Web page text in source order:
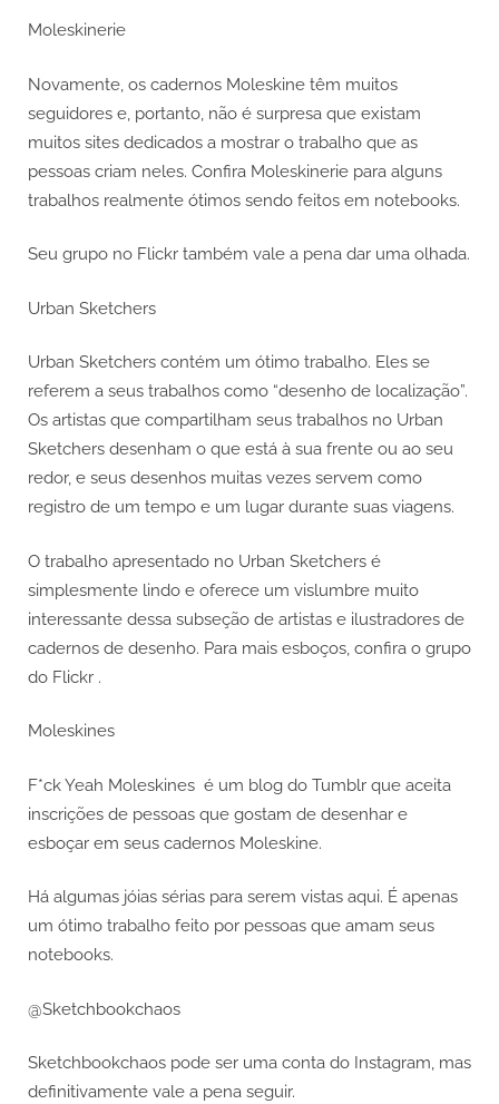
Moleskinerie
Novamente, os cadernos Moleskine têm muitos
seguidores e, portanto, não é surpresa que existam
muitos sites dedicados a mostrar o trabalho que as
pessoas criam neles. Confira Moleskinerie para alguns
trabalhos realmente ótimos sendo feitos em notebooks.
Seu grupo no Flickr também vale a pena dar uma olhada.
Urban Sketchers
Urban Sketchers contém um ótimo trabalho. Eles se
referem a seus trabalhos como “desenho de localização”.
Os artistas que compartilham seus trabalhos no Urban
Sketchers desenham o que está à sua frente ou ao seu
redor, e seus desenhos muitas vezes servem como
registro de um tempo e um lugar durante suas viagens.
O trabalho apresentado no Urban Sketchers é
simplesmente lindo e oferece um vislumbre muito
interessante dessa subseção de artistas e ilustradores de
cadernos de desenho. Para mais esboços, confira o grupo
do Flickr .
Moleskines
F*ck Yeah Moleskines é um blog do Tumblr que aceita
inscrições de pessoas que gostam de desenhar e
esboçar em seus cadernos Moleskine.
Há algumas jóias sérias para serem vistas aqui. É apenas
um ótimo trabalho feito por pessoas que amam seus
notebooks.
@Sketchbookchaos
Sketchbookchaos pode ser uma conta do Instagram, mas
definitivamente vale a pena seguir.